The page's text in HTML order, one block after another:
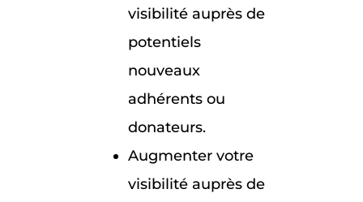
visibilité auprès de
potentiels
nouveaux
adhérents ou
donateurs.
Augmenter votre
visibilité auprès de